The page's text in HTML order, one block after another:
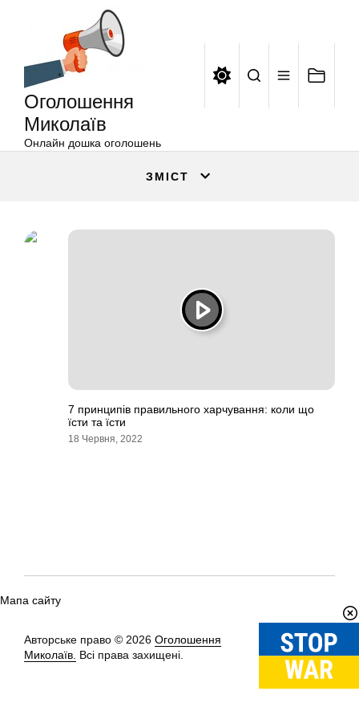
Оголошення
Миколаїв
Онлайн дошка оголошень
ЗМІСТ
7 принципів правильного харчування: коли що
їсти та їсти
18 Червня, 2022
Мапа сайту
Авторське право © 2026 Оголошення
Миколаїв. Всі права захищені.
Вгору↑